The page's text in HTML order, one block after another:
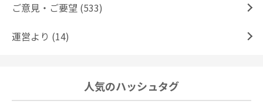
ご意見・ご要望 (533)
運営より (14)
人気のハッシュタグ